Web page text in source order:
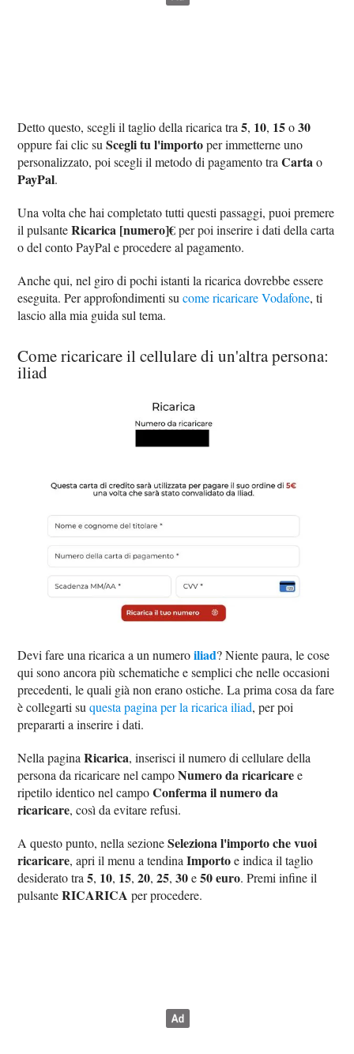
Detto questo, scegli il taglio della ricarica tra5, 10, 15o30
oppure fai clic suScegli tu l'importoper immetterne uno
personalizzato, poi scegli il metodo di pagamento traCartao
PayPal.
Una volta che hai completato tutti questi passaggi, puoi premere
il pulsanteRicarica [numero]€per poi inserire i dati della carta
o del conto PayPal e procedere al pagamento.
Anche qui, nel giro di pochi istanti la ricarica dovrebbe essere
eseguita. Per approfondimenti sucome ricaricare Vodafone, ti
lascio alla mia guida sul tema.
Come ricaricare il cellulare di un'altra persona:
iliad
Devi fare una ricarica a un numeroiliad? Niente paura, le cose
qui sono ancora più schematiche e semplici che nelle occasioni
precedenti, le quali già non erano ostiche. La prima cosa da fare
è collegarti suquesta pagina per la ricarica iliad, per poi
prepararti a inserire i dati.
Nella paginaRicarica, inserisci il numero di cellulare della
persona da ricaricare nel campoNumero da ricaricaree
ripetilo identico nel campoConferma il numero da
ricaricare, così da evitare refusi.
A questo punto, nella sezioneSeleziona l'importo che vuoi
ricaricare, apri il menu a tendinaImportoe indica il taglio
desiderato tra5, 10, 15,20,25,30e50 euro. Premi infine il
pulsanteRICARICA per procedere.